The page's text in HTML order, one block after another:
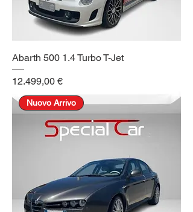
Abarth 500 1.4 Turbo T-Jet
Prezzo
12.499,00 €
Nuovo Arrivo